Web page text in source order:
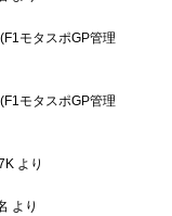
モタスポGP管理
モタスポGP管理
より
より